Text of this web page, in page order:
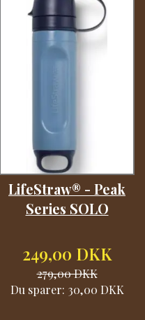
LifeStraw® - Peak
Series SOLO
249,00 DKK
279,00 DKK
Du sparer: 30,00 DKK